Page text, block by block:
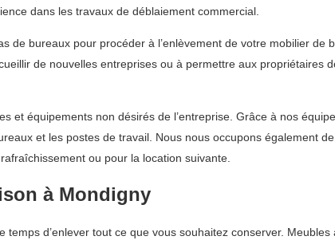
dans les travaux de déblaiement commercial.
de bureaux pour procéder à l’enlèvement de votre mobilier
de nouvelles entreprises ou à permettre aux
et équipements non désirés de l’entreprise. Grâce à nos
et les postes de travail. Nous nous occupons également
ou pour la location suivante.
à Mondigny
d’enlever tout ce que vous souhaitez conserver.